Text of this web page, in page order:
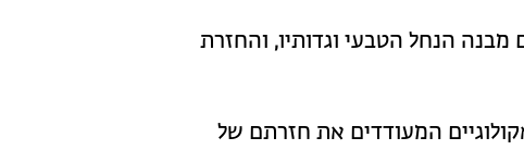
הנחל הטבעי וגדותיו, והחזרת
המעודדים את חזרתם של